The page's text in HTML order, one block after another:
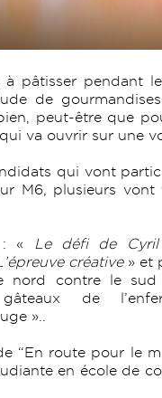
pâtisser pendant
de
peut-être que
va ouvrir sur une
qui vont
M6, plusieurs vont
: « Le défi de Cyril
créative» et
nord contre le
de
»..
“En route pour le
en école de